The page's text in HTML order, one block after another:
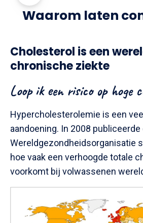
Waarom laten
Cholesterol is een
chronische ziekte
Loop ik een risico op hoge
Hypercholesterolemie is een
aandoening. In 2008 publiceerde
Wereldgezondheidsorganisatie
hoe vaak een verhoogde totale
voorkomt bij volwassenen